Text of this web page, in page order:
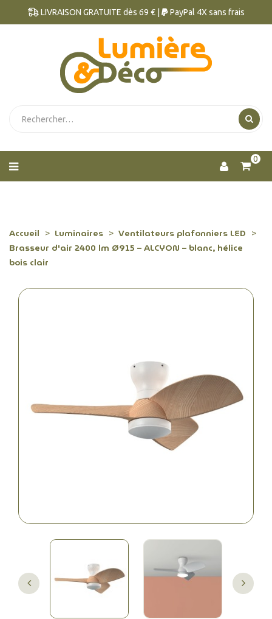
LIVRAISON GRATUITE dès 69 € | PayPal 4X sans frais
0
Accueil Luminaires
Ventilateurs plafonniers LED
Brasseur d'air 2400 lm Ø915 – ALCYON – blanc, hélice
bois clair